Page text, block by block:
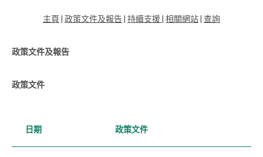
主頁 | 政策文件及報告| 持續支援| 相關網站| 查詢
政策文件及報告
政策文件
日期 政策文件